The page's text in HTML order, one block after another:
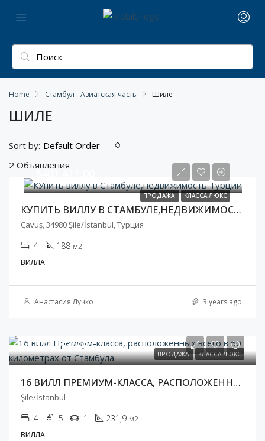
Home Стамбул - Азиатская часть Шиле
ШИЛЕ
2 Объявления
Sort by: Default Order
ПРОДАЖА КЛАССА ЛЮКС
КУПИТЬ ВИЛЛУ В СТАМБУЛЕ,НЕДВИЖИМОСТЬ ТУРЦИИ
Çavuş, 34980 Şile/İstanbul, Турция
4 188 м2
ВИЛЛА
Анастасия Лучко 3 years ago
ПРОДАЖА КЛАССА ЛЮКС
$1 126 250,00
16 ВИЛЛ ПРЕМИУМ-КЛАССА, РАСПОЛОЖЕННЫХ ВСЕГО В 60 КИЛОМЕТРАХ ОТ СТАМБУЛА
Şile/İstanbul
4 5 1 231,9 м2
ВИЛЛА